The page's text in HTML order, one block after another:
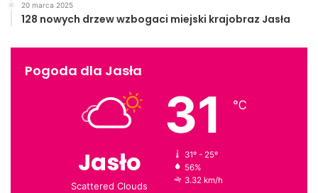
Kościół p.w. Św. Stanisława Biskupa
20 marca 2025
128 nowych drzew wzbogaci miejski krajobraz Jasła
Pogoda dla Jasła
Jasło
Scattered Clouds
31 ℃
31º - 25º
56%
3.32 km/h